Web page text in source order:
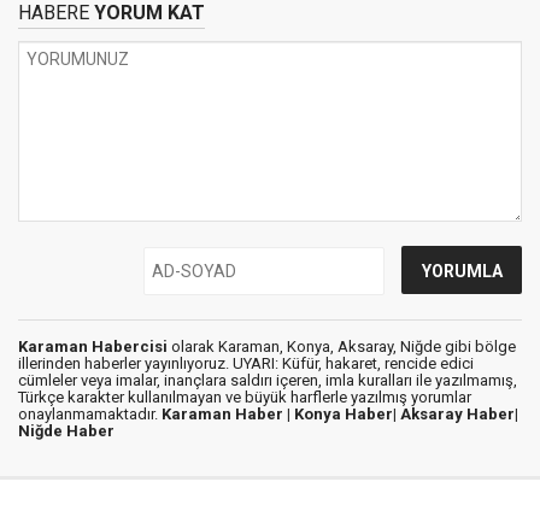
HABERE YORUM KAT
Karaman Habercisi olarak Karaman, Konya, Aksaray, Niğde gibi bölge
illerinden haberler yayınlıyoruz. UYARI: Küfür, hakaret, rencide edici
cümleler veya imalar, inançlara saldırı içeren, imla kuralları ile yazılmamış,
Türkçe karakter kullanılmayan ve büyük harflerle yazılmış yorumlar
onaylanmamaktadır. Karaman Haber | Konya Haber| Aksaray Haber|
Niğde Haber